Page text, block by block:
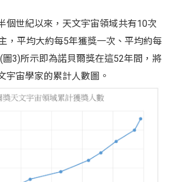
個世紀以來，天文宇宙領域共有10次
，平均大約每5年獲獎一次、平均約每
3)所示即為諾貝爾獎在這52年間，將
宇宙學家的累計人數圖。